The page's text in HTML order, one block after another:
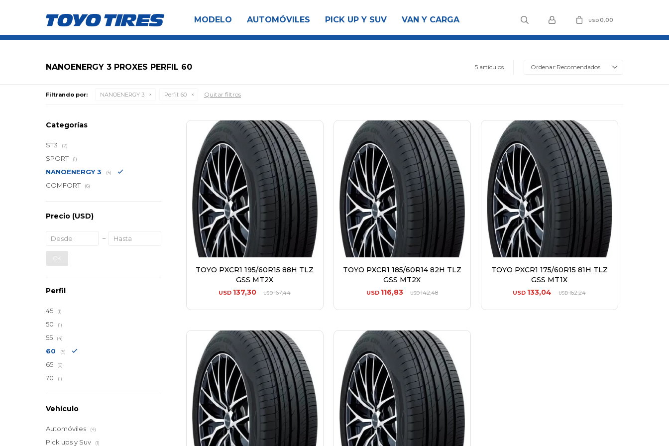
MODELO AUTOMÓVILES PICK UP Y SUV VAN Y CARGA USD0,00
NANOENERGY 3 PROXES PERFIL 60 5 artículos Recomendados
Filtrando por: NANOENERGY 3 Perfil: 60 Quitar filtros
TOYO PXCR1 195/60R15 88H TLZ
GSS MT2X
USD 137,30 USD167,44
TOYO PXCR1 185/60R14 82H TLZ
GSS MT2X
USD 116,83 USD142,48
TOYO PXCR1 175/60R15 81H TLZ
GSS MT1X
USD 133,04 USD162,24
Categorías
ST3 (2)
SPORT (1)
NANOENERGY 3 (5)
COMFORT (6)
Precio (USD)
OK
Perfil
45 (1)
50 (1)
55 (4)
60 (5)
65 (6)
70 (1)
Vehículo
Automóviles (4)
Pick ups y Suv (1)